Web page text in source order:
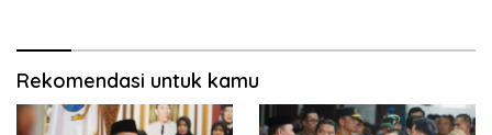
Rekomendasi untuk kamu